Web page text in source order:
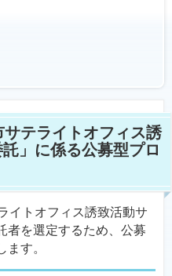
サテライトオフィス誘
」に係る公募型プロ
イトオフィス誘致活動サ
者を選定するため、公募
す。